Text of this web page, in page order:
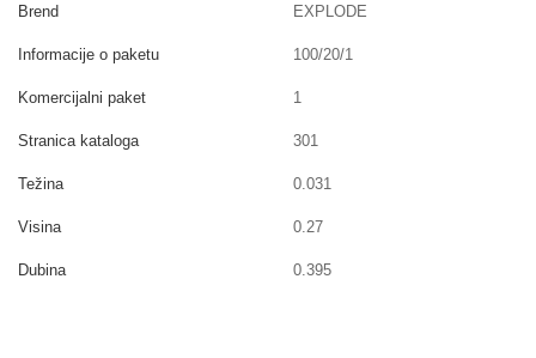
Brend EXPLODE
Informacije o paketu 100/20/1
Komercijalni paket 1
Stranica kataloga 301
Težina 0.031
Visina 0.27
Dubina 0.395